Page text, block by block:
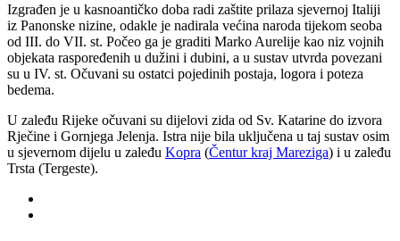
Izgrađen je u kasnoantičko doba radi zaštite prilaza sjevernoj Italiji
iz Panonske nizine, odakle je nadirala većina naroda tijekom seoba
od III. do VII. st. Počeo ga je graditi Marko Aurelije kao niz vojnih
objekata raspoređenih u dužini i dubini, a u sustav utvrda povezani
su u IV. st. Očuvani su ostatci pojedinih postaja, logora i poteza
bedema.
U zaleđu Rijeke očuvani su dijelovi zida od Sv. Katarine do izvora
Rječine i Gornjega Jelenja. Istra nije bila uključena u taj sustav osim
u sjevernom dijelu u zaleđu Kopra (Čentur kraj Mareziga) i u zaleđu
Trsta (Tergeste).